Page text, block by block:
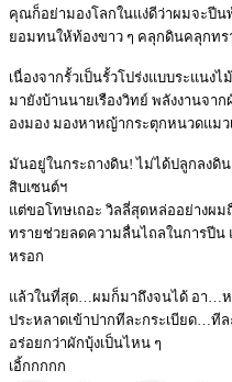
คุณก็อย่ามองโลกในแง่ดีว่าผมจะปีน
ยอมทนให้ท้องขาว ๆ คลุกดินคลุกท
เนื่องจากรั้วเป็นรั้วโปร่งแบบระแนง
มายังบ้านนายเรืองวิทย์ พลังงานจา
องมอง มองหาหญ้ากระตุกหนวดแม
มันอยู่ในกระถางดิน! ไม่ได้ปลูกลงดิ
สิบเซนต์ฯ
แต่ขอโทษเถอะ วิลลี่สุดหล่ออย่างผ
ทรายช่วยลดความลื่นไถลในการปีน
หรอก
แล้วในที่สุด…ผมก็มาถึงจนได้ อา…ห
ประหลาดเข้าปากทีละกระเบียด…ที
อร่อยกว่าผักบุ้งเป็นไหน ๆ
เอิ้กกกกก